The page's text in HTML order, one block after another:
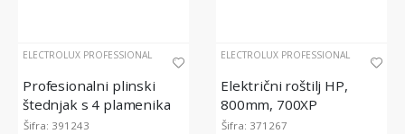
ELECTROLUX PROFESSIONAL
Profesionalni plinski
štednjak s 4 plamenika
40 kW, serija 900XP,
Šifra: 391243
ELECTROLUX PROFESSIONAL
Električni roštilj HP,
800mm, 700XP
Šifra: 371267